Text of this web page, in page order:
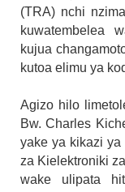
(TRA) nchi
kuwatembelea
kujua
kutoa elimu ya
Agizo hilo
Bw. Charles
yake ya kikazi
za Kielektroniki
wake ulipata